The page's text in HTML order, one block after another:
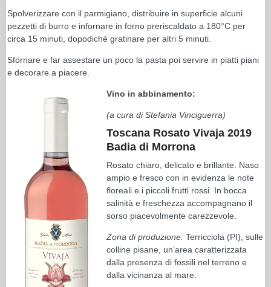
Spolverizzare con il parmigiano, distribuire in superficie alcuni
pezzetti di burro e infornare in forno preriscaldato a 180°C per
circa 15 minuti, dopodiché gratinare per altri 5 minuti.
Sfornare e far assestare un poco la pasta poi servire in piatti piani
e decorare a piacere.
Vino in abbinamento:
(a cura di Stefania Vinciguerra)
Toscana Rosato Vivaja 2019
Badia di Morrona
Rosato chiaro, delicato e brillante. Naso
ampio e fresco con in evidenza le note
floreali e i piccoli frutti rossi. In bocca
salinità e freschezza accompagnano il
sorso piacevolmente carezzevole.
Zona di produzione: Terricciola (PI), sulle
colline pisane, un’area caratterizzata
dalla presenza di fossili nel terreno e
dalla vicinanza al mare.